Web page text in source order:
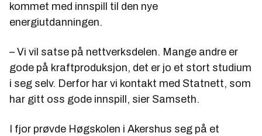
kommet med innspill til den nye
energiutdanningen.
– Vi vil satse på nettverksdelen. Mange andre er
gode på kraftproduksjon, det er jo et stort studium
i seg selv. Derfor har vi kontakt med Statnett, som
har gitt oss gode innspill, sier Samseth.
I fjor prøvde Høgskolen i Akershus seg på et